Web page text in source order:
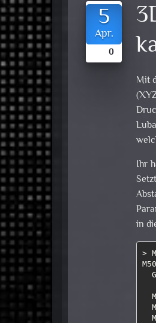
5
Apr.
0
Mit
Ihr
in
>
  G21 ; (mm)
  M200 D3.00
  M200 D0
  M92 X400.00 Y400.00 Z400.00 B888.89 E234.17